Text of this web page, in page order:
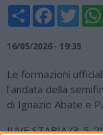
Share Facebook
16/05/2026 - 19:35
Le formazioni
l'andata della
di Ignazio Abate e
JUVE STABIA (3-5-